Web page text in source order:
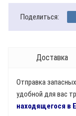
Поделиться:
Доставка
Отправка
удобной для вас
находящегося в